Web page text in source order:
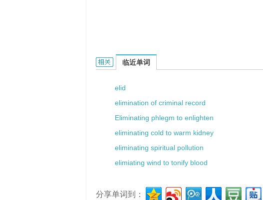
Eliuel的相关资料：
临近单词
elid
elimination of criminal record
Eliminating phlegm to enlighten
eliminating cold to warm kidney
eliminating spiritual pollution
elimiating wind to tonify blood
分享单词到：